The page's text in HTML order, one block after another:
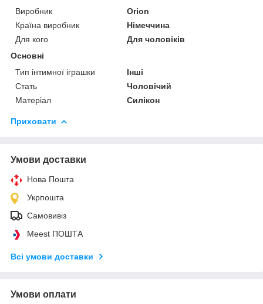
Виробник
Orion
Країна виробник
Німеччина
Для кого
Для чоловіків
Основні
Тип інтимної іграшки
Інші
Стать
Чоловічий
Матеріал
Силікон
Приховати
Умови доставки
Нова Пошта
Укрпошта
Самовивіз
Meest ПОШТА
Всі умови доставки
Умови оплати